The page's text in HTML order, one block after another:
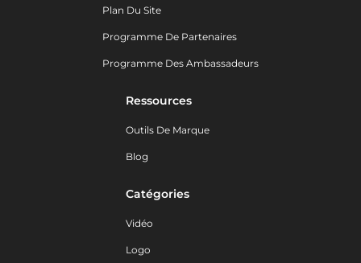
Plan Du Site
Programme De Partenaires
Programme Des Ambassadeurs
Ressources
Outils De Marque
Blog
Catégories
Vidéo
Logo